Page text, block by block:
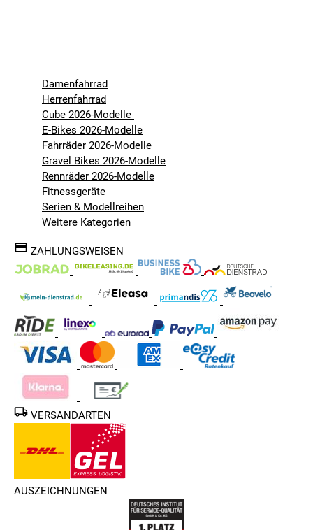
Damenfahrrad
Herrenfahrrad
Cube 2026-Modelle
E-Bikes 2026-Modelle
Fahrräder 2026-Modelle
Gravel Bikes 2026-Modelle
Rennräder 2026-Modelle
Fitnessgeräte
Serien & Modellreihen
Weitere Kategorien
ZAHLUNGSWEISEN
VERSANDARTEN
AUSZEICHNUNGEN